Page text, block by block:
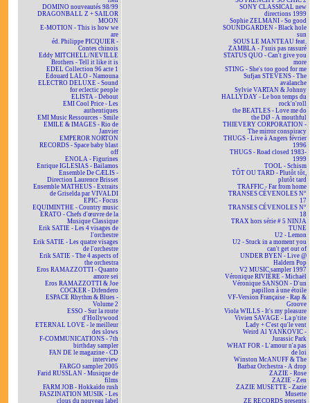
DOMINO nouveautés 98/99
DRAGONBALL Z + SAILOR
MOON
E-MOTION - This is how we
are
éd. Philippe PICQUIER -
Contes chinois
Eddy MITCHELL/NEVILLE
Brothers - Tell it like it is
EDEL Collection 96 acte 1
Edouard LALO - Namouna
ELECTRO DELUXE - Sound
for eclectic people
ELISTA - Debout
EMI Cool Price - Les
authentiques
EMI Music Ressources - Smile
EMILE & IMAGES - Rio de
Janvier
EMPEROR NORTON
RECORDS - Space baby blast
off
ENOLA - Figurines
Enrique IGLESIAS - Bailamos
Ensemble De CÆLIS -
Direction Laurence Brisset
Ensemble MATHEUS - Extraits
de Griselda par VIVALDI
EPIC - Focus
EQUIMINTHE - Country music
ERATO - Chefs d'œuvre de la
Musique Classique
Erik SATIE - Les 4 visages de
l'orchestre
Erik SATIE - Les quatre visages
de l'orchestre
Erik SATIE - The 4 aspects of
the orchestra
Eros RAMAZZOTTI - Quanto
amore sei
Eros RAMAZZOTTI & Joe
COCKER - Difendero
ESPACE Rhythm & Blues -
Volume 2
ESSO - Sur la route
d'Hollywood
ETERNAL LOVE - le meilleur
des slows
F-COMMUNICATIONS - 7th
birthday sampler
FAN DE le magazine - CD
interview
FARGO sampler 2005
Farid RUSSLAN - Musique de
films
FARM JOB - Hokkaïdo rush
FASZINATION MUSIK - Les
clous du nouveau label
SONY CLASSICAL new
directions 1999
Sophie ZELMANI - So good
SOUNDGARDEN - Black hole
sun
SOUS LE MANTEAU feat.
ZAMBLA - J'suis pas rassuré
STATUS QUO - Can't give you
more
STING - She's too good for me
Sufjan STEVENS - The
avalanche
Sylvie VARTAN & Johnny
HALLYDAY - Le bon temps du
rock'n'roll
the BEATLES - Love me do
the DØ - A mouthful
THIEVERY CORPORATION -
The mirror conspiracy
THUGS - Live à Angers février
1996
THUGS - Road closed 1983-
1999
TOOL - Schism
TÔT OU TARD - Plutôt tôt,
plutôt tard
TRAFFIC - Far from home
TRANSES CÉVENOLES N°
17
TRANSES CÉVENOLES N°
18
TRAX hors série # 5 NINJA
TUNE
U2 - Lemon
U2 - Stuck in a moment you
can't get out of
UNDER BYEN - Live @
Haldern Pop
V2 MUSIC sampler 1997
Véronique RIVIÈRE - Michaël
Véronique SANSON - D'un
papillon à une étoile
VF-Version Française - Rap &
Groove
Viola WILLS - It's my pleasure
Vivien SAVAGE - La p'tite
Lady + C'est qu'le vent
Weird Al YANKOVIC -
Jurassic Park
WHAT FOR - L'amour n'a pas
de loi
Winston McANUFF & The
Bazbaz Orchestra - A drop
ZAZIE - Rose
ZAZIE - Zen
ZAZIE MUSETTE - Zazie
Musette
ZE RECORDS presents